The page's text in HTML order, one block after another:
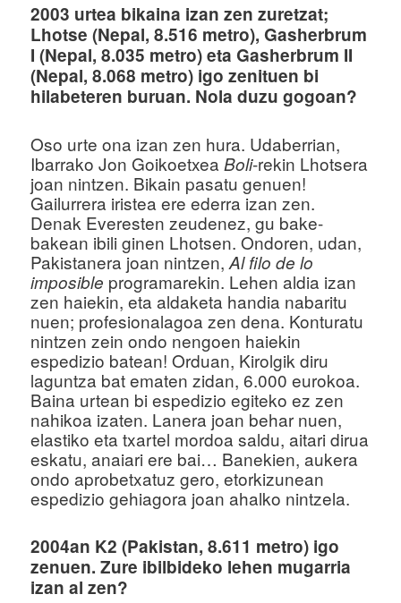
2003 urtea bikaina izan zen zuretzat;
Lhotse (Nepal, 8.516 metro), Gasherbrum
I (Nepal, 8.035 metro) eta Gasherbrum II
(Nepal, 8.068 metro) igo zenituen bi
hilabeteren buruan. Nola duzu gogoan?
Oso urte ona izan zen hura. Udaberrian,
Ibarrako Jon GoikoetxeaBoli-rekin Lhotsera
joan nintzen. Bikain pasatu genuen!
Gailurrera iristea ere ederra izan zen.
Denak Everesten zeudenez, gu bake-
bakean ibili ginen Lhotsen. Ondoren, udan,
Pakistanera joan nintzen,Al filo de lo
imposible programarekin. Lehen aldia izan
zen haiekin, eta aldaketa handia nabaritu
nuen; profesionalagoa zen dena. Konturatu
nintzen zein ondo nengoen haiekin
espedizio batean! Orduan, Kirolgik diru
laguntza bat ematen zidan, 6.000 eurokoa.
Baina urtean bi espedizio egiteko ez zen
nahikoa izaten. Lanera joan behar nuen,
elastiko eta txartel mordoa saldu, aitari dirua
eskatu, anaiari ere bai… Banekien, aukera
ondo aprobetxatuz gero, etorkizunean
espedizio gehiagora joan ahalko nintzela.
2004an K2 (Pakistan, 8.611 metro) igo
zenuen. Zure ibilbideko lehen mugarria
izan al zen?